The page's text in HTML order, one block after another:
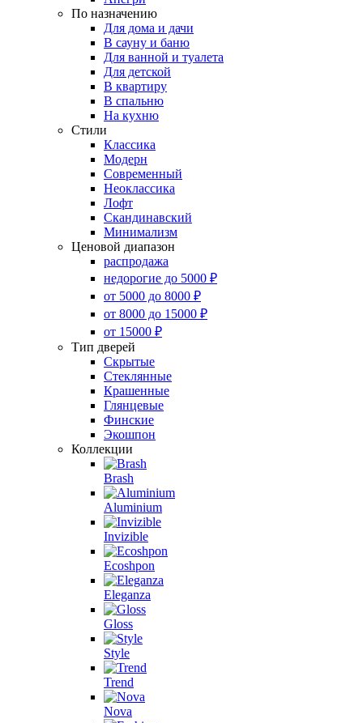
По назначению
Для дома и дачи
В сауну и баню
Для ванной и туалета
Для детской
В квартиру
В спальню
На кухню
Стили
Классика
Модерн
Современный
Неоклассика
Лофт
Скандинавский
Минимализм
Ценовой диапазон
распродажа
недорогие до 5000 ₽
от 5000 до 8000 ₽
от 8000 до 15000 ₽
от 15000 ₽
Тип дверей
Скрытые
Стеклянные
Крашенные
Глянцевые
Финские
Экошпон
Коллекции
Brash
Aluminium
Invizible
Ecoshpon
Eleganza
Gloss
Style
Trend
Nova